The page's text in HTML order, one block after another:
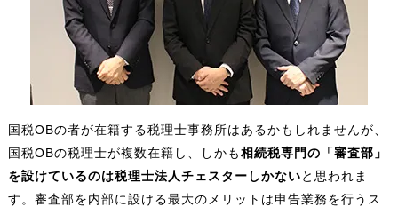
国税OBの者が在籍する税理士事務所はあるかもしれませんが、
国税OBの税理士が複数在籍し、しかも相続税専門の「審査部」
を設けているのは税理士法人チェスターしかないと思われま
す。審査部を内部に設ける最大のメリットは申告業務を行うス